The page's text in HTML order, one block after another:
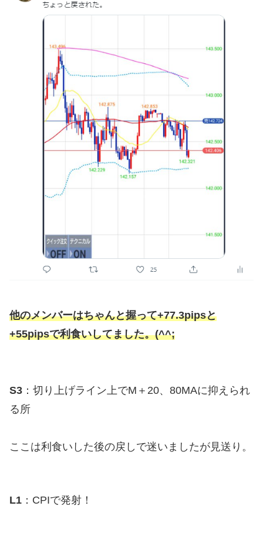
他のメンバーはちゃんと握って+77.3pipsと
+55pipsで利食いしてました。(^^;
S3 ：切り上げライン上でM＋20、80MAに抑えられ
る所
ここは利食いした後の戻しで迷いましたが見送り。
L1 ：CPIで発射！